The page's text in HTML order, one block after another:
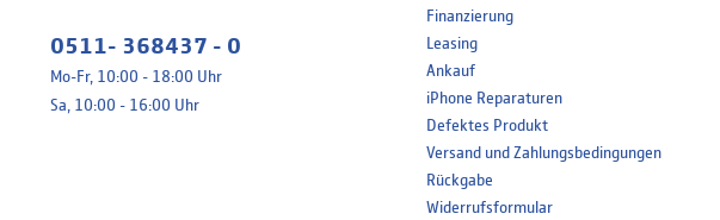
0511- 368437 - 0
Mo-Fr, 10:00 - 18:00 Uhr
Sa, 10:00 - 16:00 Uhr
Finanzierung
Leasing
Ankauf
iPhone Reparaturen
Defektes Produkt
Versand und Zahlungsbedingungen
Rückgabe
Widerrufsformular